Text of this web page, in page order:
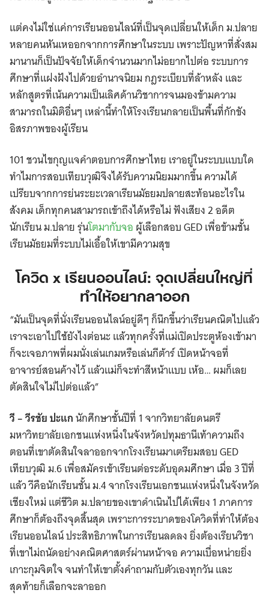
แต่คงไม่ใช่แค่การเรียนออนไลน์ที่เป็นจุดเปลี่ยนให้เด็ก ม.ปลาย
หลายคนหันเหออกจากการศึกษาในระบบ เพราะปัญหาที่สั่งสม
มานานก็เป็นปัจจัยให้เด็กจำนวนมากไม่อยากไปต่อ ระบบการ
ศึกษาที่แฝงฝังไปด้วยอำนาจนิยม กฎระเบียบที่ล้าหลัง และ
หลักสูตรที่เน้นความเป็นเลิศด้านวิชาการจนมองข้ามความ
สามารถในมิติอื่นๆ เหล่านี้ทำให้โรงเรียนกลายเป็นพื้นที่กักขัง
อิสรภาพของผู้เรียน
101 ชวนไขกุญแจคำตอบการศึกษาไทย เราอยู่ในระบบแบบใด
ทำไมการสอบเทียบวุฒิจึงได้รับความนิยมมากขึ้น ความได้
เปรียบจากการย่นระยะเวลาเรียนมัธยมปลายสะท้อนอะไรใน
สังคม เด็กทุกคนสามารถเข้าถึงได้หรือไม่ ฟังเสียง 2 อดีต
นักเรียน ม.ปลาย รุ่นโตมากับจอ ผู้เลือกสอบ GED เพื่อข้ามชั้น
เรียนมัธยมที่ระบบไม่เอื้อให้เขามีความสุข
โควิด x เรียนออนไลน์: จุดเปลี่ยนใหญ่ที่
ทำให้อยากลาออก
“มันเป็นจุดที่นั่งเรียนออนไลน์อยู่ดีๆ ก็นึกขึ้นว่าเรียนคณิตไปแล้ว
เราจะเอาไปใช้ยังไงต่อนะ แล้วทุกครั้งที่แม่เปิดประตูห้องเข้ามา
ก็จะเจอภาพที่ผมนั่งเล่นเกมหรือเล่นกีต้าร์ เปิดหน้าจอที่
อาจารย์สอนค้างไว้ แล้วแม่ก็จะทำสีหน้าแบบ เห้อ… ผมก็เลย
ตัดสินใจไม่ไปต่อแล้ว”
วี – วีรชัย ปะแกนักศึกษาชั้นปีที่ 1 จากวิทยาลัยดนตรี
มหาวิทยาลัยเอกชนแห่งหนึ่งในจังหวัดปทุมธานีเท้าความถึง
ตอนที่เขาตัดสินใจลาออกจากโรงเรียนมาเตรียมสอบ GED
เทียบวุฒิ ม.6 เพื่อสมัครเข้าเรียนต่อระดับอุดมศึกษา เมื่อ 3 ปีที่
แล้ว วีคือนักเรียนชั้น ม.4 จากโรงเรียนเอกชนแห่งหนึ่งในจังหวัด
เชียงใหม่ แต่ชีวิต ม.ปลายของเขาดำเนินไปได้เพียง 1 ภาคการ
ศึกษาก็ต้องถึงจุดสิ้นสุด เพราะการระบาดของโควิดที่ทำให้ต้อง
เรียนออนไลน์ ประสิทธิภาพในการเรียนลดลง ยิ่งต้องเรียนวิชา
ที่เขาไม่ถนัดอย่างคณิตศาสตร์ผ่านหน้าจอ ความเบื่อหน่ายยิ่ง
เกาะกุมจิตใจ จนทำให้เขาตั้งคำถามกับตัวเองทุกวัน และ
สุดท้ายก็เลือกจะลาออก